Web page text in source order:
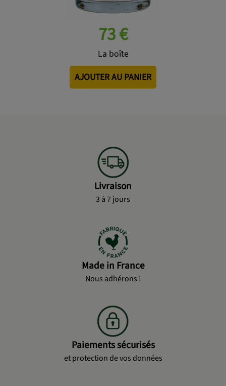
73 €
La boîte
AJOUTER AU PANIER
Livraison
3 à 7 jours
Made in France
Nous adhérons !
Paiements sécurisés
et protection de vos données